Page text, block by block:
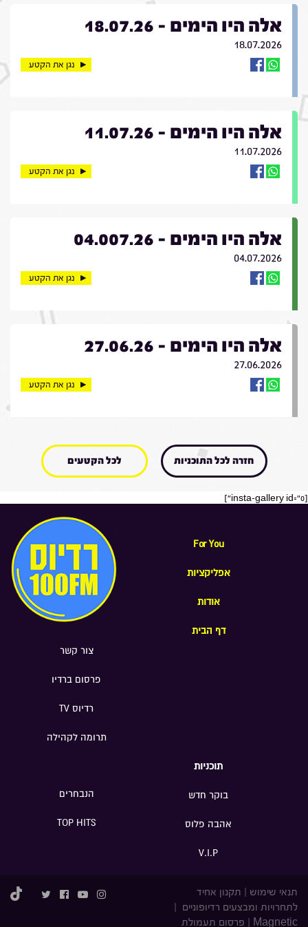
אלה היו הימים - 18.07.26
18.07.2026
נגן את הקטע
אלה היו הימים - 11.07.26
11.07.2026
נגן את הקטע
אלה היו הימים - 04.007.26
04.07.2026
נגן את הקטע
אלה היו הימים - 27.06.26
27.06.2026
נגן את הקטע
חזרה לכל התוכניות לכל הקטעים
[insta-gallery id="0"]
For You
אפליקציות
אודות
דף הבית
צור קשר
פרסום ברדיו
רדיוס TV
תרומה לקהילה
תוכניות
בוקר חדש
אהבה פלוס
V.I.P
הנבחרים
TOP HITS
תנאי שימוש
תקנון אחיד
לתחרויות ומבצעים רדיופוניים
Magnetic
פרסום תעמולת